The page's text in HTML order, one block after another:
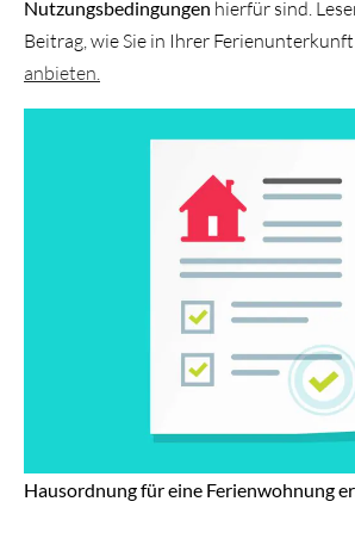
Nutzungsbedingungen hierfür sind.
Beitrag, wie Sie in Ihrer Ferienunterkunft
anbieten.
Hausordnung für eine Ferienwohnung